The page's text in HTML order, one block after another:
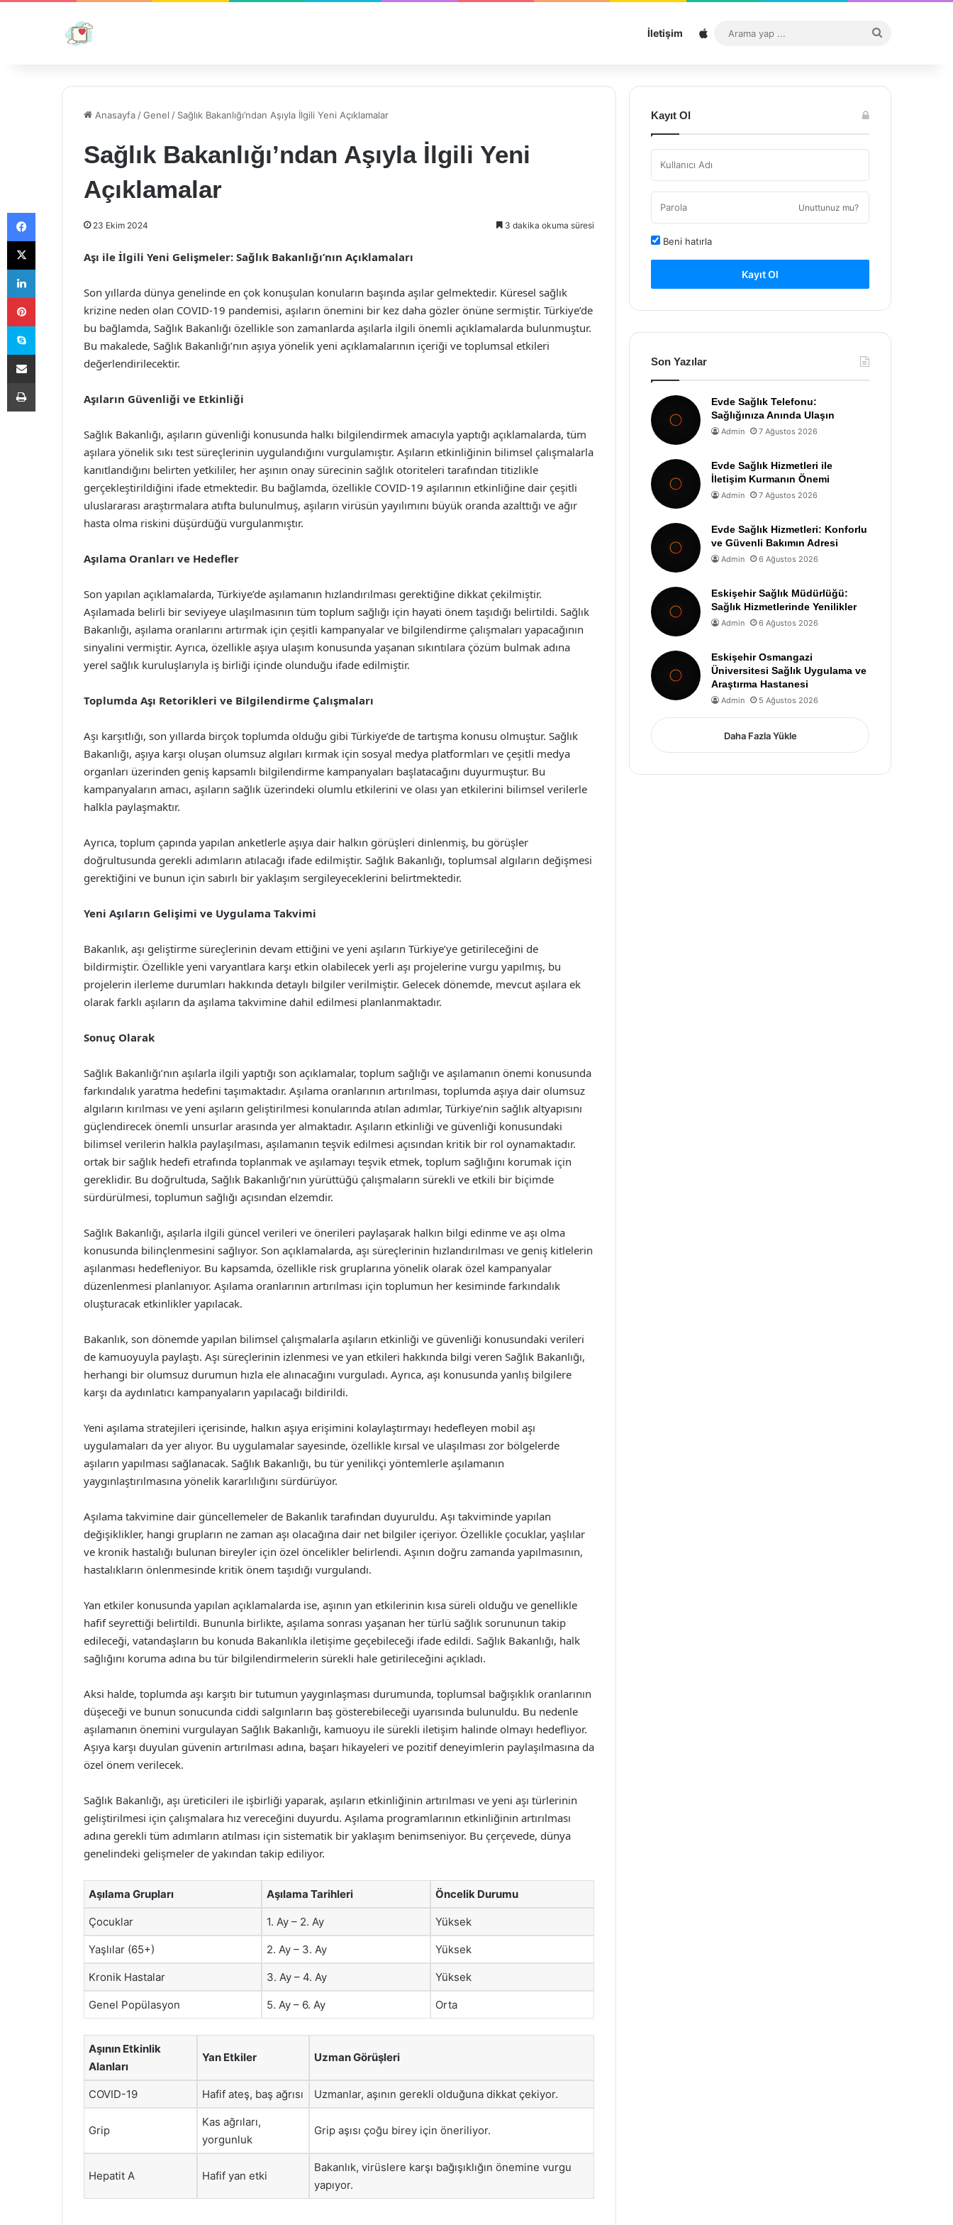
İletişim Sitemap
...
Anasayfa /Genel / Sağlık Bakanlığı’ndan Aşıyla İlgili Yeni Açıklamalar
Sağlık Bakanlığı’ndan Aşıyla İlgili Yeni
Açıklamalar
23 Ekim 2024 3 dakika okuma süresi
Aşı ile İlgili Yeni Gelişmeler: Sağlık Bakanlığı’nın Açıklamaları
Son yıllarda dünya genelinde en çok konuşulan konuların başında aşılar gelmektedir. Küresel sağlık
krizine neden olan COVID-19 pandemisi, aşıların önemini bir kez daha gözler önüne sermiştir. Türkiye’de
bu bağlamda, Sağlık Bakanlığı özellikle son zamanlarda aşılarla ilgili önemli açıklamalarda bulunmuştur.
Bu makalede, Sağlık Bakanlığı’nın aşıya yönelik yeni açıklamalarının içeriği ve toplumsal etkileri
değerlendirilecektir.
Aşıların Güvenliği ve Etkinliği
Sağlık Bakanlığı, aşıların güvenliği konusunda halkı bilgilendirmek amacıyla yaptığı açıklamalarda, tüm
aşılara yönelik sıkı test süreçlerinin uygulandığını vurgulamıştır. Aşıların etkinliğinin bilimsel çalışmalarla
kanıtlandığını belirten yetkililer, her aşının onay sürecinin sağlık otoriteleri tarafından titizlikle
gerçekleştirildiğini ifade etmektedir. Bu bağlamda, özellikle COVID-19 aşılarının etkinliğine dair çeşitli
uluslararası araştırmalara atıfta bulunulmuş, aşıların virüsün yayılımını büyük oranda azalttığı ve ağır
hasta olma riskini düşürdüğü vurgulanmıştır.
Aşılama Oranları ve Hedefler
Son yapılan açıklamalarda, Türkiye’de aşılamanın hızlandırılması gerektiğine dikkat çekilmiştir.
Aşılamada belirli bir seviyeye ulaşılmasının tüm toplum sağlığı için hayati önem taşıdığı belirtildi. Sağlık
Bakanlığı, aşılama oranlarını artırmak için çeşitli kampanyalar ve bilgilendirme çalışmaları yapacağının
sinyalini vermiştir. Ayrıca, özellikle aşıya ulaşım konusunda yaşanan sıkıntılara çözüm bulmak adına
yerel sağlık kuruluşlarıyla iş birliği içinde olunduğu ifade edilmiştir.
Toplumda Aşı Retorikleri ve Bilgilendirme Çalışmaları
Aşı karşıtlığı, son yıllarda birçok toplumda olduğu gibi Türkiye’de de tartışma konusu olmuştur. Sağlık
Bakanlığı, aşıya karşı oluşan olumsuz algıları kırmak için sosyal medya platformları ve çeşitli medya
organları üzerinden geniş kapsamlı bilgilendirme kampanyaları başlatacağını duyurmuştur. Bu
kampanyaların amacı, aşıların sağlık üzerindeki olumlu etkilerini ve olası yan etkilerini bilimsel verilerle
halkla paylaşmaktır.
Ayrıca, toplum çapında yapılan anketlerle aşıya dair halkın görüşleri dinlenmiş, bu görüşler
doğrultusunda gerekli adımların atılacağı ifade edilmiştir. Sağlık Bakanlığı, toplumsal algıların değişmesi
gerektiğini ve bunun için sabırlı bir yaklaşım sergileyeceklerini belirtmektedir.
Yeni Aşıların Gelişimi ve Uygulama Takvimi
Bakanlık, aşı geliştirme süreçlerinin devam ettiğini ve yeni aşıların Türkiye’ye getirileceğini de
bildirmiştir. Özellikle yeni varyantlara karşı etkin olabilecek yerli aşı projelerine vurgu yapılmış, bu
projelerin ilerleme durumları hakkında detaylı bilgiler verilmiştir. Gelecek dönemde, mevcut aşılara ek
olarak farklı aşıların da aşılama takvimine dahil edilmesi planlanmaktadır.
Sonuç Olarak
Sağlık Bakanlığı’nın aşılarla ilgili yaptığı son açıklamalar, toplum sağlığı ve aşılamanın önemi konusunda
farkındalık yaratma hedefini taşımaktadır. Aşılama oranlarının artırılması, toplumda aşıya dair olumsuz
algıların kırılması ve yeni aşıların geliştirilmesi konularında atılan adımlar, Türkiye’nin sağlık altyapısını
güçlendirecek önemli unsurlar arasında yer almaktadır. Aşıların etkinliği ve güvenliği konusundaki
bilimsel verilerin halkla paylaşılması, aşılamanın teşvik edilmesi açısından kritik bir rol oynamaktadır.
ortak bir sağlık hedefi etrafında toplanmak ve aşılamayı teşvik etmek, toplum sağlığını korumak için
gereklidir. Bu doğrultuda, Sağlık Bakanlığı’nın yürüttüğü çalışmaların sürekli ve etkili bir biçimde
sürdürülmesi, toplumun sağlığı açısından elzemdir.
Sağlık Bakanlığı, aşılarla ilgili güncel verileri ve önerileri paylaşarak halkın bilgi edinme ve aşı olma
konusunda bilinçlenmesini sağlıyor. Son açıklamalarda, aşı süreçlerinin hızlandırılması ve geniş kitlelerin
aşılanması hedefleniyor. Bu kapsamda, özellikle risk gruplarına yönelik olarak özel kampanyalar
düzenlenmesi planlanıyor. Aşılama oranlarının artırılması için toplumun her kesiminde farkındalık
oluşturacak etkinlikler yapılacak.
Bakanlık, son dönemde yapılan bilimsel çalışmalarla aşıların etkinliği ve güvenliği konusundaki verileri
de kamuoyuyla paylaştı. Aşı süreçlerinin izlenmesi ve yan etkileri hakkında bilgi veren Sağlık Bakanlığı,
herhangi bir olumsuz durumun hızla ele alınacağını vurguladı. Ayrıca, aşı konusunda yanlış bilgilere
karşı da aydınlatıcı kampanyaların yapılacağı bildirildi.
Yeni aşılama stratejileri içerisinde, halkın aşıya erişimini kolaylaştırmayı hedefleyen mobil aşı
uygulamaları da yer alıyor. Bu uygulamalar sayesinde, özellikle kırsal ve ulaşılması zor bölgelerde
aşıların yapılması sağlanacak. Sağlık Bakanlığı, bu tür yenilikçi yöntemlerle aşılamanın
yaygınlaştırılmasına yönelik kararlılığını sürdürüyor.
Aşılama takvimine dair güncellemeler de Bakanlık tarafından duyuruldu. Aşı takviminde yapılan
değişiklikler, hangi grupların ne zaman aşı olacağına dair net bilgiler içeriyor. Özellikle çocuklar, yaşlılar
ve kronik hastalığı bulunan bireyler için özel öncelikler belirlendi. Aşının doğru zamanda yapılmasının,
hastalıkların önlenmesinde kritik önem taşıdığı vurgulandı.
Yan etkiler konusunda yapılan açıklamalarda ise, aşının yan etkilerinin kısa süreli olduğu ve genellikle
hafif seyrettiği belirtildi. Bununla birlikte, aşılama sonrası yaşanan her türlü sağlık sorununun takip
edileceği, vatandaşların bu konuda Bakanlıkla iletişime geçebileceği ifade edildi. Sağlık Bakanlığı, halk
sağlığını koruma adına bu tür bilgilendirmelerin sürekli hale getirileceğini açıkladı.
Aksi halde, toplumda aşı karşıtı bir tutumun yaygınlaşması durumunda, toplumsal bağışıklık oranlarının
düşeceği ve bunun sonucunda ciddi salgınların baş gösterebileceği uyarısında bulunuldu. Bu nedenle
aşılamanın önemini vurgulayan Sağlık Bakanlığı, kamuoyu ile sürekli iletişim halinde olmayı hedefliyor.
Aşıya karşı duyulan güvenin artırılması adına, başarı hikayeleri ve pozitif deneyimlerin paylaşılmasına da
özel önem verilecek.
Sağlık Bakanlığı, aşı üreticileri ile işbirliği yaparak, aşıların etkinliğinin artırılması ve yeni aşı türlerinin
geliştirilmesi için çalışmalara hız vereceğini duyurdu. Aşılama programlarının etkinliğinin artırılması
adına gerekli tüm adımların atılması için sistematik bir yaklaşım benimseniyor. Bu çerçevede, dünya
genelindeki gelişmeler de yakından takip ediliyor.
Aşılama Grupları Aşılama Tarihleri Öncelik Durumu
Çocuklar 1. Ay – 2. Ay Yüksek
Yaşlılar (65+) 2. Ay – 3. Ay Yüksek
Kronik Hastalar 3. Ay – 4. Ay Yüksek
Genel Popülasyon 5. Ay – 6. Ay Orta
Aşının Etkinlik
Alanları
Yan Etkiler Uzman Görüşleri
COVID-19 Hafif ateş, baş ağrısı Uzmanlar, aşının gerekli olduğuna dikkat çekiyor.
Grip
Kas ağrıları,
yorgunluk
Grip aşısı çoğu birey için öneriliyor.
Hepatit A Hafif yan etki
Bakanlık, virüslere karşı bağışıklığın önemine vurgu
yapıyor.
Kayıt Ol
Unuttunuz mu?
Beni hatırla
Kayıt Ol
Son Yazılar
Evde Sağlık Telefonu:
Sağlığınıza Anında Ulaşın
Admin 7 Ağustos 2026
Evde Sağlık Hizmetleri ile
İletişim Kurmanın Önemi
Admin 7 Ağustos 2026
Evde Sağlık Hizmetleri: Konforlu
ve Güvenli Bakımın Adresi
Admin 6 Ağustos 2026
Eskişehir Sağlık Müdürlüğü:
Sağlık Hizmetlerinde Yenilikler
Admin 6 Ağustos 2026
Eskişehir Osmangazi
Üniversitesi Sağlık Uygulama ve
Araştırma Hastanesi
Admin 5 Ağustos 2026
Daha Fazla Yükle
Facebook
X
LinkedIn
Pinterest
Skype
E-Posta ile paylaş